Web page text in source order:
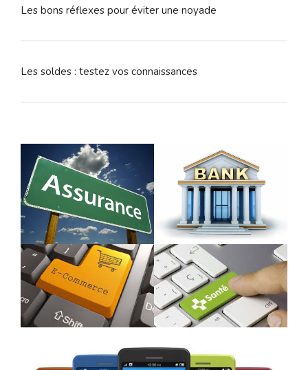
Les bons réflexes pour éviter une noyade
Les soldes : testez vos connaissances